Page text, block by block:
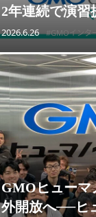
2年連続で演習
2026.6.26 #GMOインタ
GMOヒューマ
外開放へ──ヒ